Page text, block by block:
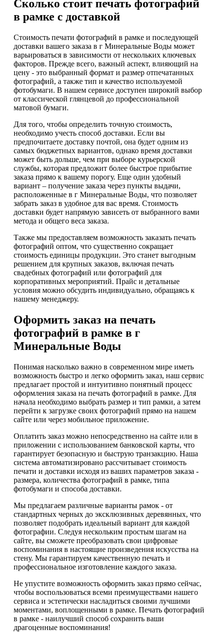
Сколько стоит печать фотографий
в рамке с доставкой
Стоимость печати фотографий в рамке и последующей
доставки вашего заказа в г Минеральные Воды может
варьироваться в зависимости от нескольких ключевых
факторов. Прежде всего, важный аспект, влияющий на
цену - это выбранный формат и размер отпечатанных
фотографий, а также тип и качество используемой
фотобумаги. В нашем сервисе доступен широкий выбор
от классической глянцевой до профессиональной
матовой бумаги.
Для того, чтобы определить точную стоимость,
необходимо учесть способ доставки. Если вы
предпочитаете доставку почтой, она будет одним из
самых бюджетных вариантов, однако время доставки
может быть дольше, чем при выборе курьерской
службы, которая предложит более быстрое прибытие
заказа прямо к вашему порогу. Еще один удобный
вариант – получение заказа через пункты выдачи,
расположенные в г Минеральные Воды, что позволяет
забрать заказ в удобное для вас время. Стоимость
доставки будет напрямую зависеть от выбранного вами
метода и общего веса заказа.
Также мы предоставляем возможность заказать печать
фотографий оптом, что существенно сокращает
стоимость единицы продукции. Это станет выгодным
решением для крупных заказов, включая печать
свадебных фотографий или фотографий для
корпоративных мероприятий. Прайс и детальные
условия можно обсудить индивидуально, обращаясь к
нашему менеджеру.
Оформить заказ на печать
фотографий в рамке в г
Минеральные Воды
Понимая насколько важно в современном мире иметь
возможность быстро и легко оформить заказ, наш сервис
предлагает простой и интуитивно понятный процесс
оформления заказа на печать фотографий в рамке. Для
начала необходимо выбрать размер и тип рамки, а затем
перейти к загрузке своих фотографий прямо на нашем
сайте или через мобильное приложение.
Оплатить заказ можно непосредственно на сайте или в
приложении с использованием банковской карты, что
гарантирует безопасную и быструю транзакцию. Наша
система автоматизировано рассчитывает стоимость
печати и доставки исходя из ваших параметров заказа -
размера, количества фотографий в рамке, типа
фотобумаги и способа доставки.
Мы предлагаем различные варианты рамок - от
стандартных черных до эксклюзивных деревянных, что
позволяет подобрать идеальный вариант для каждой
фотографии. Следуя нескольким простым шагам на
сайте, вы сможете преобразовать свои цифровые
воспоминания в настоящие произведения искусства на
стену. Мы гарантируем качественную печать и
профессиональное изготовление каждого заказа.
Не упустите возможность оформить заказ прямо сейчас,
чтобы воспользоваться всеми преимуществами нашего
сервиса и эстетически насладиться своими лучшими
моментами, воплощенными в рамке. Печать фотографий
в рамке - наилучший способ сохранить ваши
драгоценные воспоминания!